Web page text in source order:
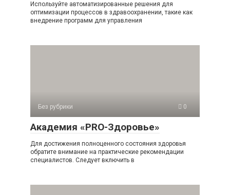
Используйте автоматизированные решения для
оптимизации процессов в здравоохранении, такие как
внедрение программ для управления
Без рубрики 0
Академия «PRO-Здоровье»
Для достижения полноценного состояния здоровья
обратите внимание на практические рекомендации
специалистов. Следует включить в